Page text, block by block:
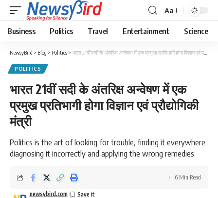
Aa
Business Politics Travel Entertainment Science
NewsyBird > Blog > Politics > भारत 21वीं सदी के अंतरिक्ष अन्वेषण में एक प्रमुख प्रतिभागी होगा विज्ञान एवं प्रौद्योगिकी मंत्री
POLITICS
भारत 21वीं सदी के अंतरिक्ष अन्वेषण में एक
प्रमुख प्रतिभागी होगा विज्ञान एवं प्रौद्योगिकी
मंत्री
Politics is the art of looking for trouble, finding it everywhere,
diagnosing it incorrectly and applying the wrong remedies
newsybird.com
6 Min Read